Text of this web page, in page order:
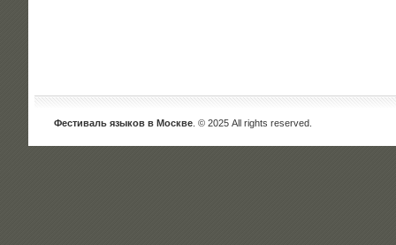
Фестиваль языков в Москве . © 2025 All rights reserved.